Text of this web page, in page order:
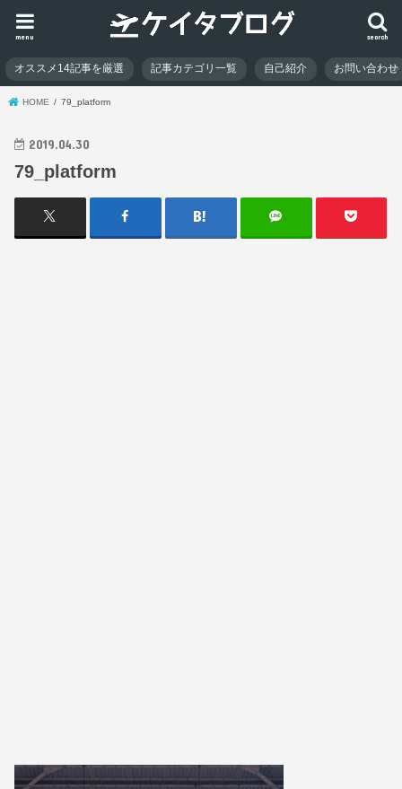
search
menu
オススメ14記事を厳選 記事カテゴリ一覧 自己紹介 お問い合わせ
HOME 79_platform
2019.04.30
79_platform